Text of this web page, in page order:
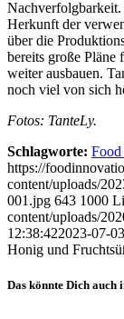
Herkunft der
über die
bereits große Pläne
weiter ausbauen.
noch viel von sich
Fotos: TanteLy.
Schlagworte: Food
https://
content/uploads/
001.jpg 643 1000
content/uploads/
12:38:422023-07-
Honig und
Das könnte Dich auch